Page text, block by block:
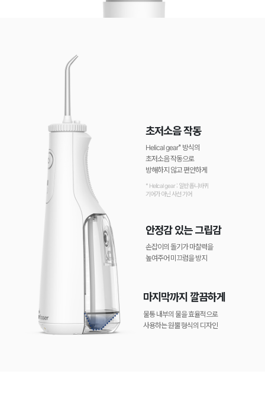
초저소음 작동
Helical gear* 방식의
초저소음 작동으로
방해하지 않고 편안하게
* Helical gear : 일반 톱니바퀴
기어가 아닌 사선 기어
안정감 있는 그립감
손잡이의 돌기가 마찰력을
높여주어 미끄럼을 방지
마지막까지 깔끔하게
물통 내부의 물을 효율적으로
사용하는 원뿔 형식의 디자인